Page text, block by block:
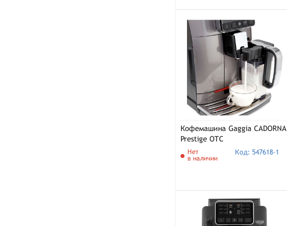
Кофемашина Gaggia CADORNA
Prestige OTC
Нет
в наличии
Код: 547618-1